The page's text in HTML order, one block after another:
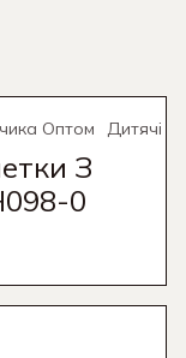
Оптом Дитячі
З
0